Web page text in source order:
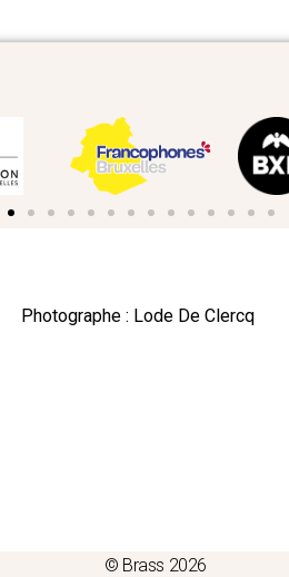
Photographe : Lode De Clercq
© Brass 2026